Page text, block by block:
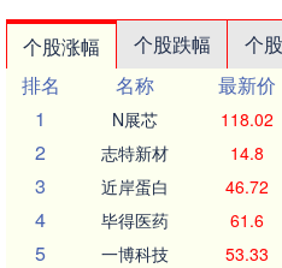
个股涨幅 个股跌幅 个
排名
名称 最新价
1
N展芯 118.02
2 志特新材 14.8
3 近岸蛋白 46.72
4 毕得医药 61.6
5 一博科技 53.33